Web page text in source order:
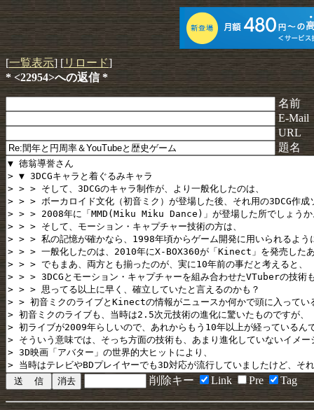
[一覧表示] [リロード]
* <22954>への返信 *
名前
E-Mail
URL
題名
削除キー Link Pre Tag